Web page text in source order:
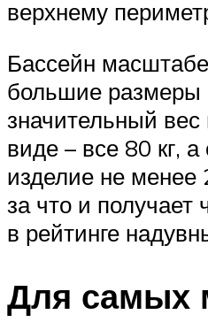
верхнему
Бассейн
большие размеры
значительный
виде – все 80 кг, а
изделие не менее
за что и получает
в рейтинге
Для самых